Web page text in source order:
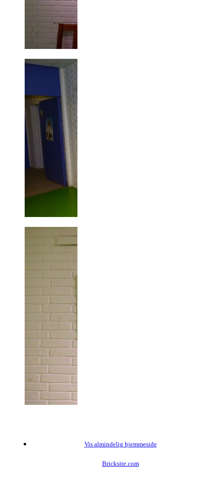
Vis almindelig hjemmeside
Bricksite.com